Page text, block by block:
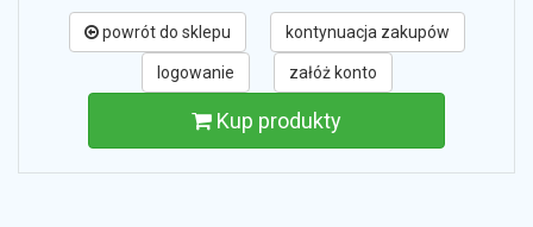
powrót do sklepu kontynuacja zakupów
logowanie załóż konto
Kup produkty